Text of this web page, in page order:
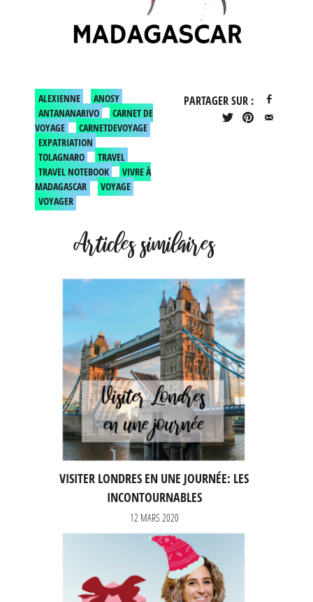
ALEXIENNE
ANOSY
ANTANANARIVO
CARNET DE
VOYAGE
CARNETDEVOYAGE
EXPATRIATION
TOLAGNARO
TRAVEL
TRAVEL NOTEBOOK
VIVRE À
MADAGASCAR
VOYAGE
VOYAGER
PARTAGER SUR :
Articles similaires
VISITER LONDRES EN UNE JOURNÉE: LES
INCONTOURNABLES
12 MARS 2020